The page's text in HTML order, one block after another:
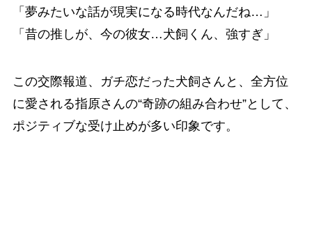
「夢みたいな話が現実になる時代なんだね…」
「昔の推しが、今の彼女…犬飼くん、強すぎ」
この交際報道、ガチ恋だった犬飼さんと、全方位
に愛される指原さんの“奇跡の組み合わせ”として、
ポジティブな受け止めが多い印象です。